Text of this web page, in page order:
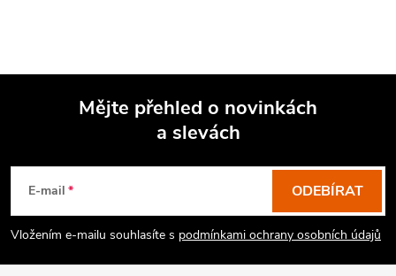
Mějte přehled o novinkách
a slevách
E-mail
Vložením e-mailu souhlasíte s podmínkami ochrany osobních údajů
ODEBÍRAT